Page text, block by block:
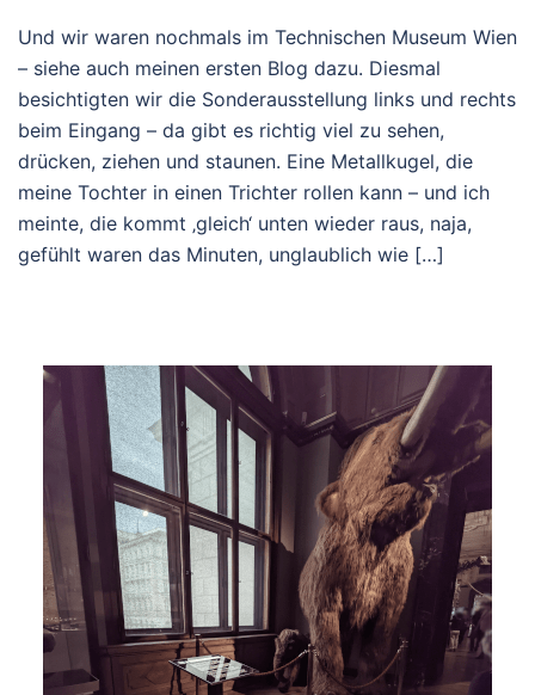
Und wir waren nochmals im Technischen Museum Wien
– siehe auch meinen ersten Blog dazu. Diesmal
besichtigten wir die Sonderausstellung links und rechts
beim Eingang – da gibt es richtig viel zu sehen,
drücken, ziehen und staunen. Eine Metallkugel, die
meine Tochter in einen Trichter rollen kann – und ich
meinte, die kommt ‚gleich‘ unten wieder raus, naja,
gefühlt waren das Minuten, unglaublich wie […]